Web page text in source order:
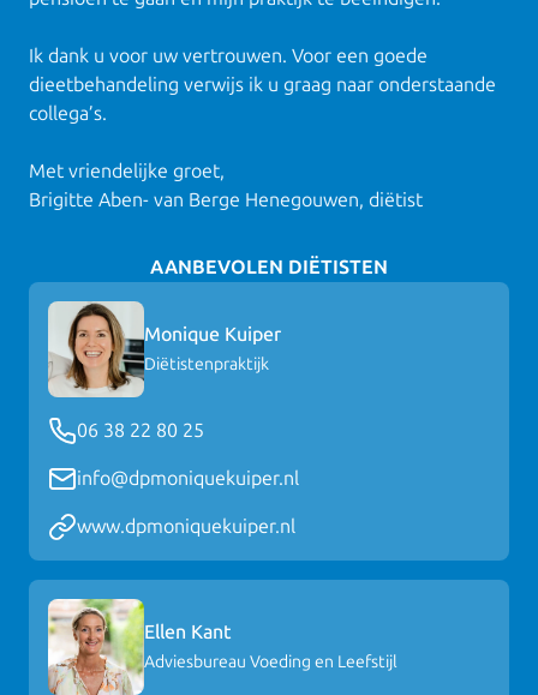
Ik dank u voor uw vertrouwen. Voor een goede
dieetbehandeling verwijs ik u graag naar onderstaande
collega’s.
Met vriendelijke groet,
Brigitte Aben- van Berge Henegouwen, diëtist
AANBEVOLEN DIËTISTEN
Monique Kuiper
Diëtistenpraktijk
06 38 22 80 25
info@dpmoniquekuiper.nl
www.dpmoniquekuiper.nl
Ellen Kant
Adviesbureau Voeding en Leefstijl